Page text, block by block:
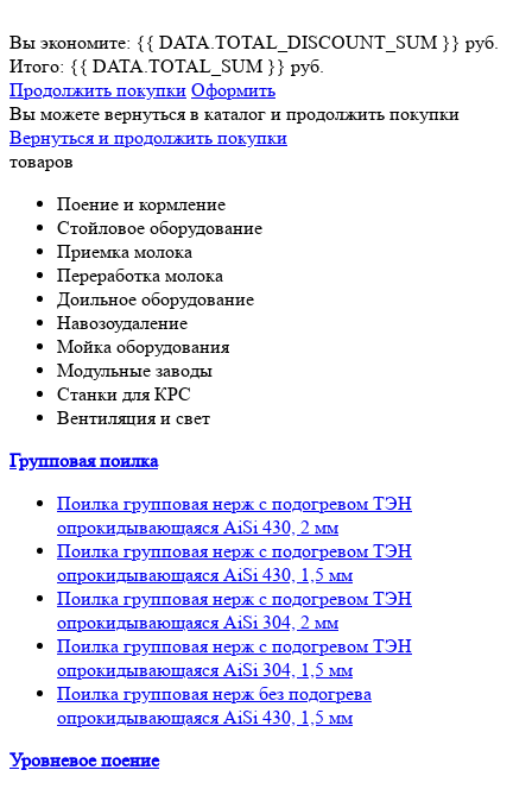
Вы экономите: {{ DATA.TOTAL_DISCOUNT_SUM }} руб.
Итого: {{ DATA.TOTAL_SUM }} руб.
Продолжить покупки Оформить
Вы можете вернуться в каталог и продолжить покупки
Вернуться и продолжить покупки
товаров
Поение и кормление
Стойловое оборудование
Приемка молока
Переработка молока
Доильное оборудование
Навозоудаление
Мойка оборудования
Модульные заводы
Станки для КРС
Вентиляция и свет
Групповая поилка
Поилка групповая нерж с подогревом ТЭН
опрокидывающаяся AiSi 430, 2 мм
Поилка групповая нерж с подогревом ТЭН
опрокидывающаяся AiSi 430, 1,5 мм
Поилка групповая нерж с подогревом ТЭН
опрокидывающаяся AiSi 304, 2 мм
Поилка групповая нерж с подогревом ТЭН
опрокидывающаяся AiSi 304, 1,5 мм
Поилка групповая нерж без подогрева
опрокидывающаяся AiSi 430, 1,5 мм
Уровневое поение